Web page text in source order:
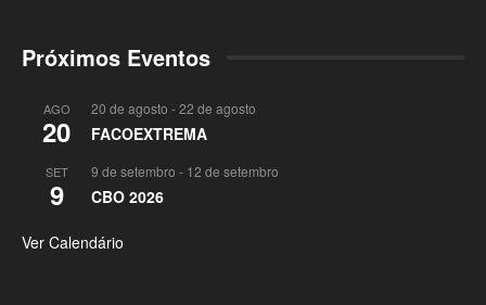
Próximos Eventos
AGO
20
20 de agosto -22 de agosto
FACOEXTREMA
SET
9
9 de setembro - 12 de setembro
CBO 2026
Ver Calendário